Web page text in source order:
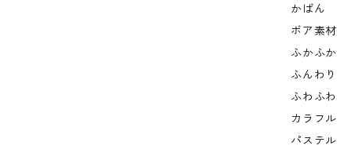
かばん
ボア素材
ふかふか
ふんわり
ふわふわ
カラフル
パステル